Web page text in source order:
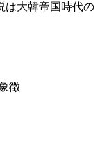
は大韓帝国時代の
徴